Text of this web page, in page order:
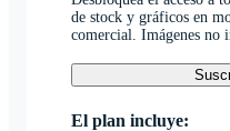
de stock y gráficos en
comercial. Imágenes no
El plan incluye: